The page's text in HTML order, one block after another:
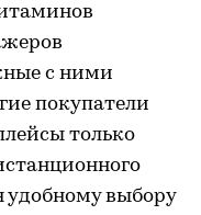
с ними
покупатели
только
удобному выбору